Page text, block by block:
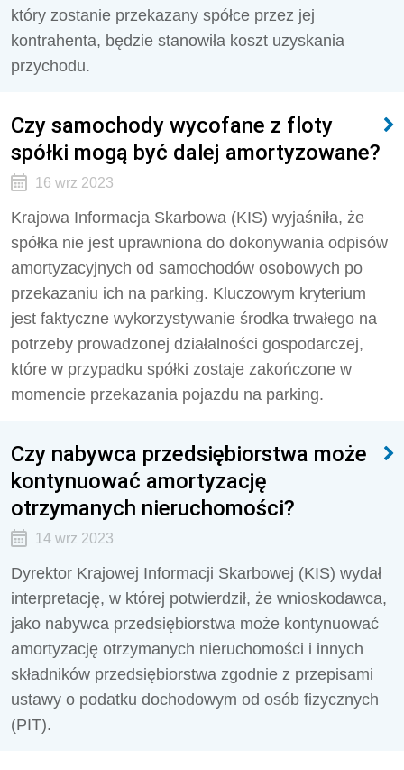
który zostanie przekazany spółce przez jej
kontrahenta, będzie stanowiła koszt uzyskania
przychodu.
Czy samochody wycofane z floty
spółki mogą być dalej amortyzowane?
16 wrz 2023
Krajowa Informacja Skarbowa (KIS) wyjaśniła, że
spółka nie jest uprawniona do dokonywania odpisów
amortyzacyjnych od samochodów osobowych po
przekazaniu ich na parking. Kluczowym kryterium
jest faktyczne wykorzystywanie środka trwałego na
potrzeby prowadzonej działalności gospodarczej,
które w przypadku spółki zostaje zakończone w
momencie przekazania pojazdu na parking.
Czy nabywca przedsiębiorstwa może
kontynuować amortyzację
otrzymanych nieruchomości?
14 wrz 2023
Dyrektor Krajowej Informacji Skarbowej (KIS) wydał
interpretację, w której potwierdził, że wnioskodawca,
jako nabywca przedsiębiorstwa może kontynuować
amortyzację otrzymanych nieruchomości i innych
składników przedsiębiorstwa zgodnie z przepisami
ustawy o podatku dochodowym od osób fizycznych
(PIT).